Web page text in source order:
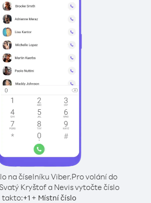
na číselníku Viber.Pro volání do
Kryštof a Nevis vytočte číslo
takto:+1+ Místní číslo